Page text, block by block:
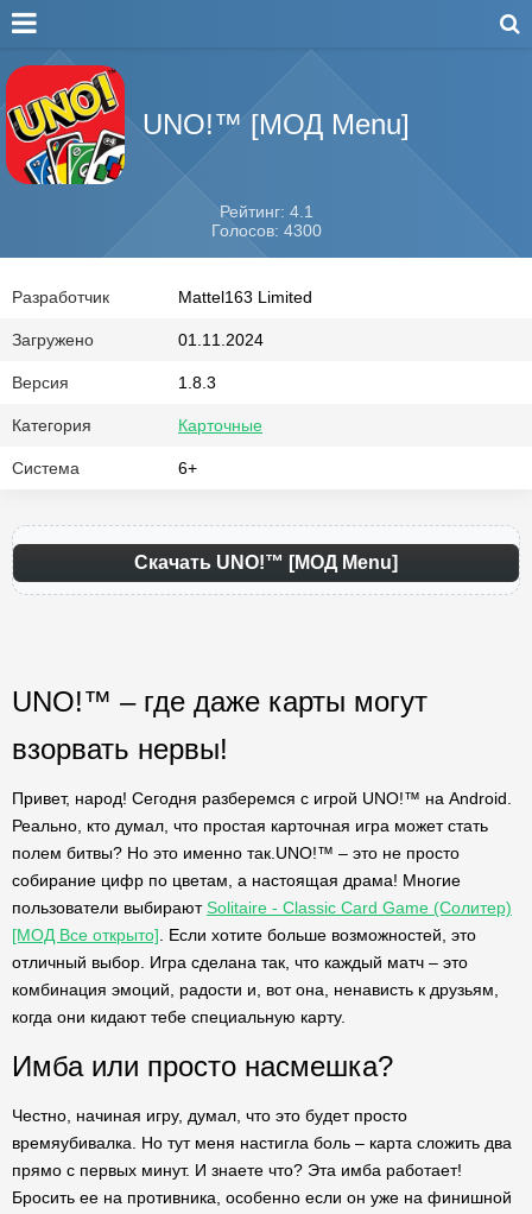
UNO!™ [МОД Menu]
Рейтинг: 4.1
Голосов: 4300
Разработчик Mattel163 Limited
Загружено 01.11.2024
Версия 1.8.3
Категория Карточные
Система 6+
Скачать UNO!™ [МОД Menu]
UNO!™ – где даже карты могут
взорвать нервы!
Привет, народ! Сегодня разберемся с игрой UNO!™ на Android.
Реально, кто думал, что простая карточная игра может стать
полем битвы? Но это именно так.UNO!™ – это не просто
собирание цифр по цветам, а настоящая драма! Многие
пользователи выбираютSolitaire - Classic Card Game (Солитер)
[МОД Все открыто] . Если хотите больше возможностей, это
отличный выбор. Игра сделана так, что каждый матч – это
комбинация эмоций, радости и, вот она, ненависть к друзьям,
когда они кидают тебе специальную карту.
Имба или просто насмешка?
Честно, начиная игру, думал, что это будет просто
времяубивалка. Но тут меня настигла боль – карта сложить два
прямо с первых минут. И знаете что? Эта имба работает!
Бросить ее на противника, особенно если он уже на финишной